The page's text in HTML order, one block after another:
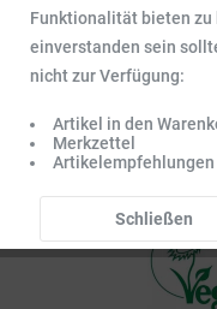
Funktionalität bieten zu
einverstanden sein
nicht zur Verfügung:
Artikel in den
Merkzettel
Schließen